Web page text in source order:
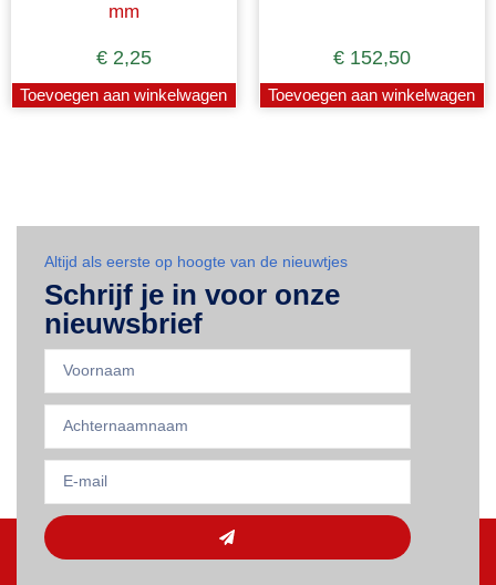
mm
€ 2,25
Toevoegen aan winkelwagen
€ 152,50
Toevoegen aan winkelwagen
Altijd als eerste op hoogte van de nieuwtjes
Schrijf je in voor onze
nieuwsbrief